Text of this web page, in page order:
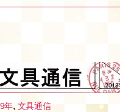
年, 文具通信